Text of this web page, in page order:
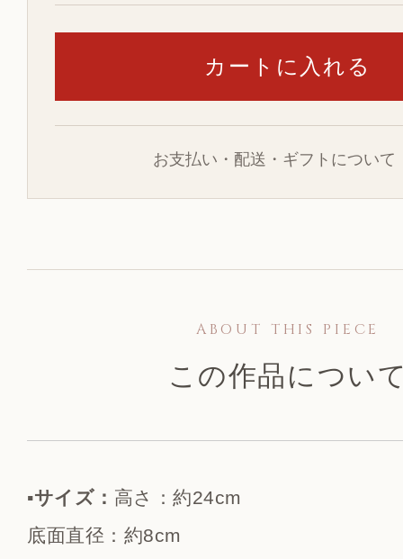
お支払い・配送・ギフトについて
ABOUT THIS PIECE
この作品につい
▪️サイズ： 高さ：約24cm
底面直径：約8cm